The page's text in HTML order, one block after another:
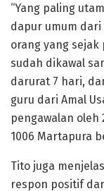
“Yang paling
dapur umum dari
orang yang
sudah dikawal
darurat 7 hari,
guru dari Amal
pengawalan oleh
1006 Martapura
Tito juga
respon positif